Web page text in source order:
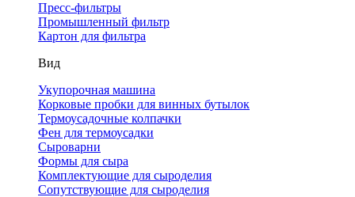
Пресс-фильтры
Промышленный фильтр
Картон для фильтра
Вид
Укупорочная машина
Корковые пробки для винных бутылок
Термоусадочные колпачки
Фен для термоусадки
Сыроварни
Формы для сыра
Комплектующие для сыроделия
Сопутствующие для сыроделия